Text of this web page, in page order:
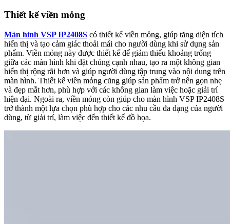
Thiết kế viền mỏng
Màn hình VSP IP2408S có thiết kế viền mỏng, giúp tăng diện tích
hiển thị và tạo cảm giác thoải mái cho người dùng khi sử dụng sản
phẩm. Viền mỏng này được thiết kế để giảm thiểu khoảng trống
giữa các màn hình khi đặt chúng cạnh nhau, tạo ra một không gian
hiển thị rộng rãi hơn và giúp người dùng tập trung vào nội dung trên
màn hình. Thiết kế viền mỏng cũng giúp sản phẩm trở nên gọn nhẹ
và đẹp mắt hơn, phù hợp với các không gian làm việc hoặc giải trí
hiện đại. Ngoài ra, viền mỏng còn giúp cho màn hình VSP IP2408S
trở thành một lựa chọn phù hợp cho các nhu cầu đa dạng của người
dùng, từ giải trí, làm việc đến thiết kế đồ họa.